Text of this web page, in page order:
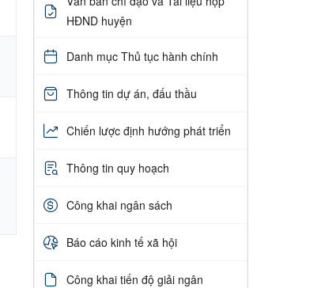
HĐND huyện
Danh mục Thủ tục hành chính
Thông tin dự án, đấu thầu
Chiến lược định hướng phát triển
Thông tin quy hoạch
Công khai ngân sách
Báo cáo kinh tế xã hội
Công khai tiến độ giải ngân